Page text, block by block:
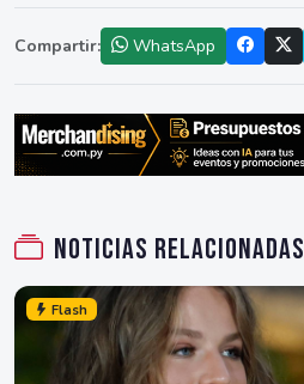
Compartir: WhatsApp
Noticias relacionadas
Flash